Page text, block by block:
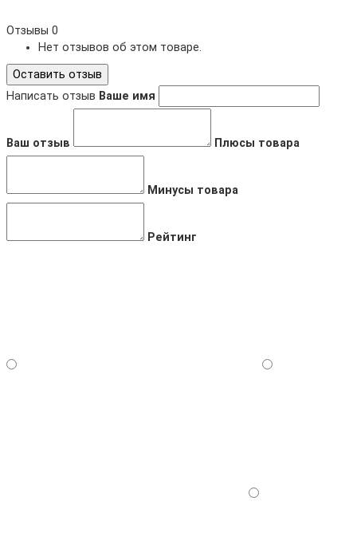
Отзывы 0
Нет отзывов об этом товаре.
Оставить отзыв
Написать отзыв Ваше имя
Ваш отзыв Плюсы товара
Минусы товара
Рейтинг